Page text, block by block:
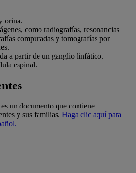
orina.
como radiografías, resonancias
computadas y tomografías por
a partir de un ganglio linfático.
espinal.
un documento que contiene
y sus familias. Haga clic aquí para